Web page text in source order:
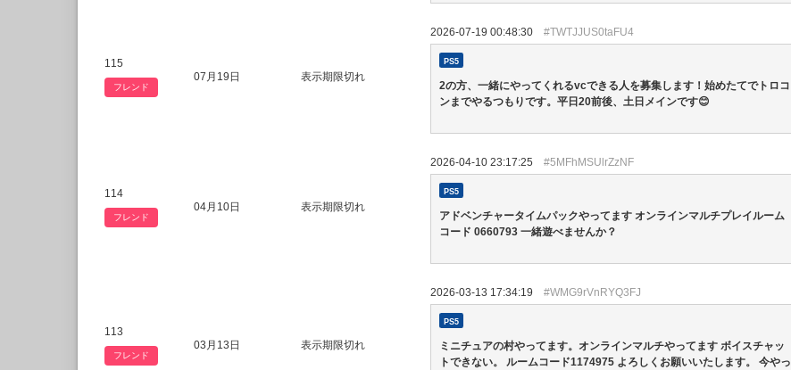
115
フレンド
07月19日 表示期限切れ
2026-07-19 00:48:30 #TWTJJUS0taFU4
PS5
2の方、一緒にやってくれるvcできる人を募集します！始めたてでトロコ
ンまでやるつもりです。平日20前後、土日メインです😊
114
フレンド
04月10日 表示期限切れ
2026-04-10 23:17:25 #5MFhMSUlrZzNF
PS5
アドベンチャータイムパックやってます オンラインマルチプレイルーム
コード 0660793 一緒遊べませんか？
113
フレンド
03月13日 表示期限切れ
2026-03-13 17:34:19 #WMG9rVnRYQ3FJ
PS5
ミニチュアの村やってます。オンラインマルチやってます ボイスチャッ
トできない。 ルームコード1174975 よろしくお願いいたします。 今やっ